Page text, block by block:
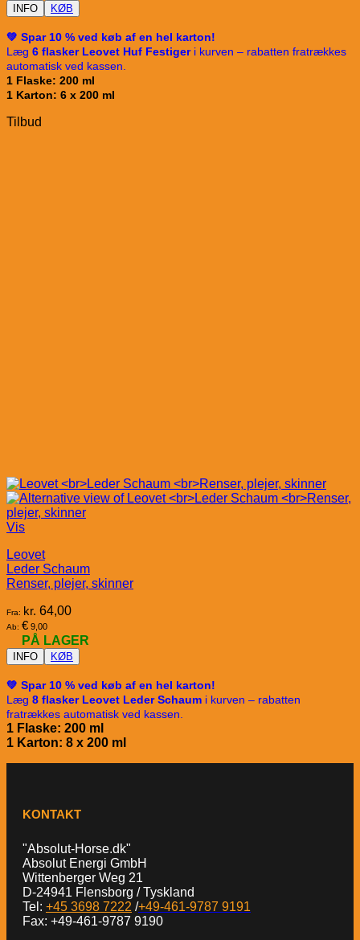
INFO KØB
💚 Spar 10 % ved køb af en hel karton!
Læg 6 flasker Leovet Huf Festiger i kurven – rabatten fratrækkes
automatisk ved kassen.
1 Flaske: 200 ml
1 Karton: 6 x 200 ml
Tilbud
Vis
Leovet
Leder Schaum
Renser, plejer, skinner
Fra: kr. 64,00
Ab: € 9,00
PÅ LAGER
INFO KØB
💚 Spar 10 % ved køb af en hel karton!
Læg 8 flasker Leovet Leder Schaum i kurven – rabatten
fratrækkes automatisk ved kassen.
1 Flaske: 200 ml
1 Karton: 8 x 200 ml
KONTAKT
"Absolut-Horse.dk"
Absolut Energi GmbH
Wittenberger Weg 21
D-24941 Flensborg / Tyskland
Tel: +45 3698 7222 /+49-461-9787 9191
Fax: +49-461-9787 9190